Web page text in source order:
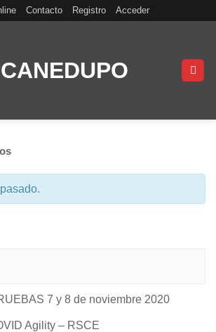
Contacto Registro Acceder
7 y 8 de noviembre 2020
Agility – RSCE